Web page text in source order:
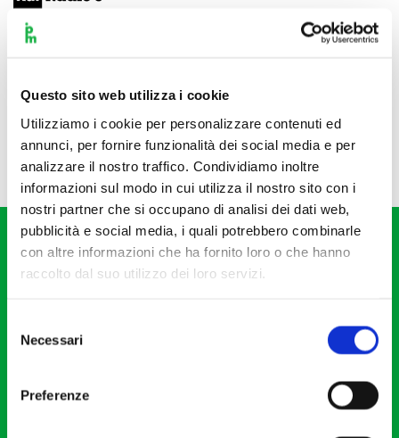
Questo sito web utilizza i cookie
Utilizziamo i cookie per personalizzare contenuti ed
annunci, per fornire funzionalità dei social media e per
analizzare il nostro traffico. Condividiamo inoltre
informazioni sul modo in cui utilizza il nostro sito con i
nostri partner che si occupano di analisi dei dati web,
pubblicità e social media, i quali potrebbero combinarle
con altre informazioni che ha fornito loro o che hanno
raccolto dal suo utilizzo dei loro servizi.
delNecessari
Preferenze
Fondazione I Pomeriggi Musicali
Partita Iva 04410060158